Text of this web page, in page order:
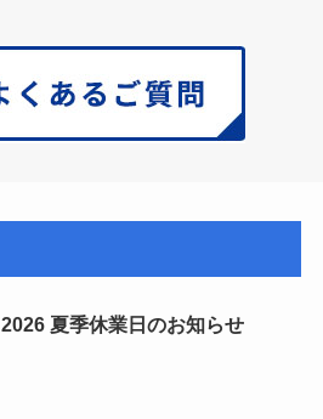
2026 夏季休業日のお知らせ